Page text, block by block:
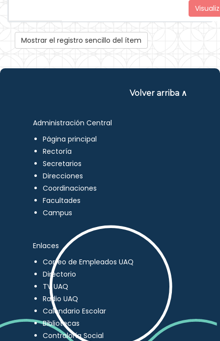
Mostrar el registro sencillo del ítem
Volver arriba ∧
Administración Central
Página principal
Rectoría
Secretarios
Direcciones
Coordinaciones
Facultades
Campus
Enlaces
Correo de Empleados UAQ
Directorio
TV UAQ
Radio UAQ
Calendario Escolar
Bibliotecas
Contraloría Social